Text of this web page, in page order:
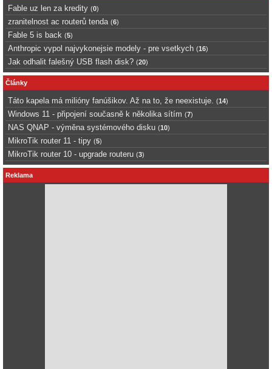
Fable uz len za kredity (0)
zranitelnost ac routerů tenda (6)
Fable 5 is back (5)
Anthropic vypol najvykonejsie modely - pre vsetkych (16)
Jak odhalit falešný USB flash disk? (20)
Články
Táto kapela má milióny fanúšikov. Až na to, že neexistuje. (14)
Windows 11 - připojení současně k několika sítím (7)
NAS QNAP - výměna systémového disku (10)
MikroTik router 11 - tipy (5)
MikroTik router 10 - upgrade routeru (3)
Reklama